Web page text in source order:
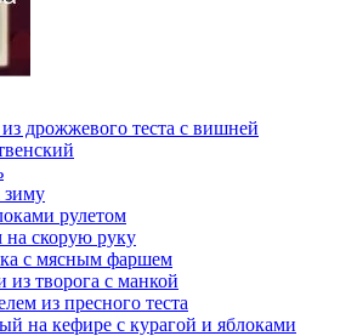
дрожжевого теста с вишней
зиму
рулетом
на скорую руку
с мясным фаршем
творога с манкой
из пресного теста
на кефире с курагой и яблоками